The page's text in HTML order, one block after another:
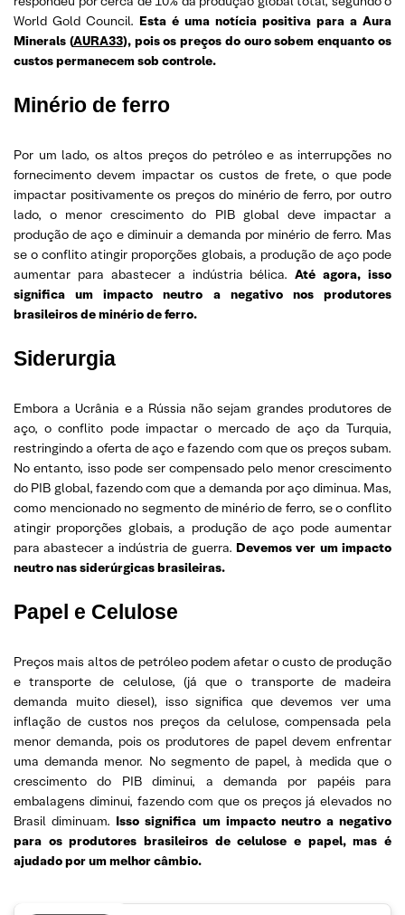
World Gold Council. Esta é uma notícia positiva para a Aura
Minerals (AURA33), pois os preços do ouro sobem enquanto os
custos permanecem sob controle.
Minério de ferro
Por um lado, os altos preços do petróleo e as interrupções no
fornecimento devem impactar os custos de frete, o que pode
impactar positivamente os preços do minério de ferro, por outro
lado, o menor crescimento do PIB global deve impactar a
produção de aço e diminuir a demanda por minério de ferro. Mas
se o conflito atingir proporções globais, a produção de aço pode
aumentar para abastecer a indústria bélica.Até agora, isso
significa um impacto neutro a negativo nos produtores
brasileiros de minério de ferro.
Siderurgia
Embora a Ucrânia e a Rússia não sejam grandes produtores de
aço, o conflito pode impactar o mercado de aço da Turquia,
restringindo a oferta de aço e fazendo com que os preços subam.
No entanto, isso pode ser compensado pelo menor crescimento
do PIB global, fazendo com que a demanda por aço diminua. Mas,
como mencionado no segmento de minério de ferro, se o conflito
atingir proporções globais, a produção de aço pode aumentar
para abastecer a indústria de guerra. Devemos ver um impacto
neutro nas siderúrgicas brasileiras.
Papel e Celulose
Preços mais altos de petróleo podem afetar o custo de produção
e transporte de celulose, (já que o transporte de madeira
demanda muito diesel), isso significa que devemos ver uma
inflação de custos nos preços da celulose, compensada pela
menor demanda, pois os produtores de papel devem enfrentar
uma demanda menor. No segmento de papel, à medida que o
crescimento do PIB diminui, a demanda por papéis para
embalagens diminui, fazendo com que os preços já elevados no
Brasil diminuam. Isso significa um impacto neutro a negativo
para os produtores brasileiros de celulose e papel, mas é
ajudado por um melhor câmbio.